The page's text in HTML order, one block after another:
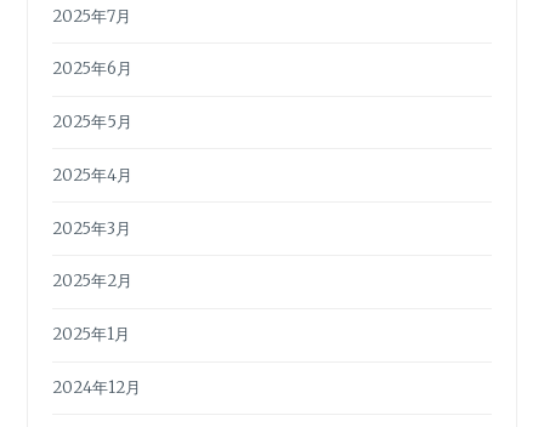
2025年7月
2025年6月
2025年5月
2025年4月
2025年3月
2025年2月
2025年1月
2024年12月